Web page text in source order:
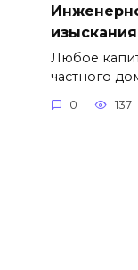
изыскания
Любое
частного
0 137